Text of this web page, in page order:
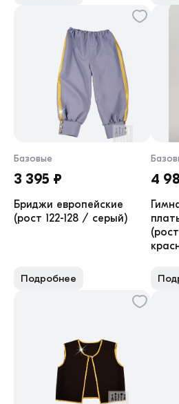
Базовые
3 395 ₽
Бриджи европейские
(рост 122-128 / серый)
Подробнее
4